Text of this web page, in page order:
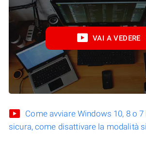
VAI A VEDERE
Come avviare Windows 10, 8 o
sicura, come disattivare la modalità